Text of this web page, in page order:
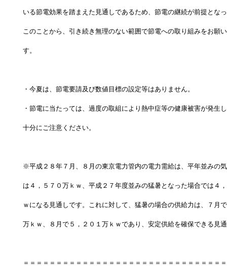
いる節電効果を踏まえた見通しであるため、節電の継続が前提とな
このことから、引き続き無理のない範囲で節電への取り組みをお願
す。
・今夏は、節電要請及び数値目標の設定等はありません。
・節電に当たっては、過度の取組により熱中症等の健康被害が発生
十分にご注意ください。
※平成２８年７月、８月の東京電力管内の電力需給は、平年並みの
は４，５７０万ｋｗ、平成２７年度並みの猛暑となった場合では４
ｗになる見通しです。これに対して、猛暑の場合の供給力は、７月
万ｋｗ、８月で５，２０１万ｋｗであり、安定供給を確保できる見
＝＝＝＝＝＝＝＝＝＝＝＝＝＝＝＝＝＝＝＝＝＝＝＝＝＝＝＝＝＝